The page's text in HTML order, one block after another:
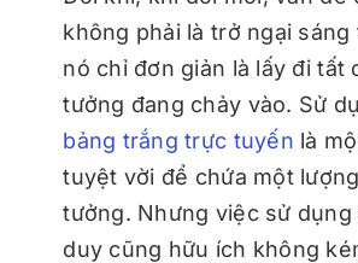
không phải là trở ngại sáng
nó chỉ đơn giản là lấy đi tất
tưởng đang chảy vào. Sử
bảng trắng trực tuyến là
tuyệt vời để chứa một
tưởng. Nhưng việc sử dụng
duy cũng hữu ích không